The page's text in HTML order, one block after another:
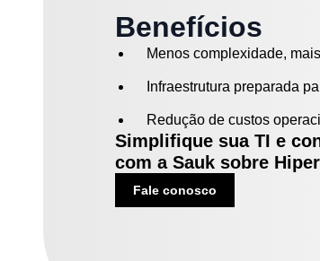
Benefícios
Menos complexidade,
Infraestrutura preparada
Redução de custos
Simplifique sua TI e
com a Sauk sobre
Fale conosco